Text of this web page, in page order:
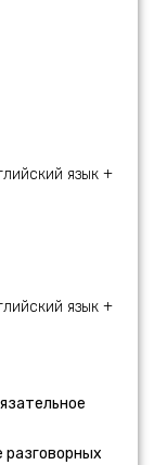
язык +
язык +
разговорных